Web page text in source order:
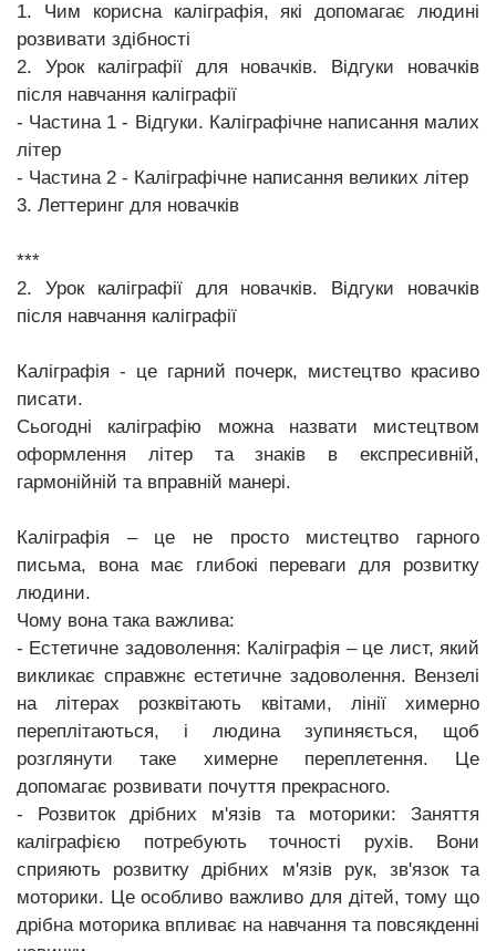
1. Чим корисна каліграфія, які допомагає людині
розвивати здібності
2. Урок каліграфії для новачків. Відгуки новачків
після навчання каліграфії
- Частина 1 - Відгуки. Каліграфічне написання малих
літер
- Частина 2 - Каліграфічне написання великих літер
3. Леттеринг для новачків
***
2. Урок каліграфії для новачків. Відгуки новачків
після навчання каліграфії
Каліграфія - це гарний почерк, мистецтво красиво
писати.
Сьогодні каліграфію можна назвати мистецтвом
оформлення літер та знаків в експресивній,
гармонійній та вправній манері.
Каліграфія – це не просто мистецтво гарного
письма, вона має глибокі переваги для розвитку
людини.
Чому вона така важлива:
- Естетичне задоволення: Каліграфія – це лист, який
викликає справжнє естетичне задоволення. Вензелі
на літерах розквітають квітами, лінії химерно
переплітаються, і людина зупиняється, щоб
розглянути таке химерне переплетення. Це
допомагає розвивати почуття прекрасного.
- Розвиток дрібних м'язів та моторики: Заняття
каліграфією потребують точності рухів. Вони
сприяють розвитку дрібних м'язів рук, зв'язок та
моторики. Це особливо важливо для дітей, тому що
дрібна моторика впливає на навчання та повсякденні